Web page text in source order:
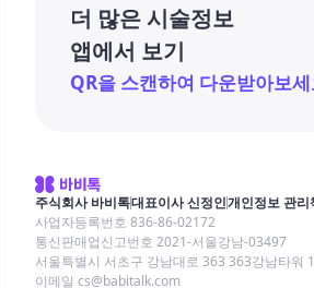
더 많은 시술정보
앱에서 보기
QR을 스캔하여 다운받아보세
주식회사 바비톡대표이사 신정인개인정보 관리
사업자등록번호 836-86-02172
통신판매업신고번호 2021-서울강남-03497
서울특별시 서초구 강남대로 363 363강남타워
이메일 cs@babitalk.com